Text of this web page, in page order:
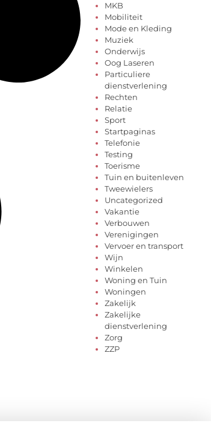
MKB
Mobiliteit
Mode en Kleding
Muziek
Onderwijs
Oog Laseren
Particuliere
dienstverlening
Rechten
Relatie
Sport
Startpaginas
Telefonie
Testing
Toerisme
Tuin en buitenleven
Tweewielers
Uncategorized
Vakantie
Verbouwen
Verenigingen
Vervoer en transport
Wijn
Winkelen
Woning en Tuin
Woningen
Zakelijk
Zakelijke
dienstverlening
Zorg
ZZP